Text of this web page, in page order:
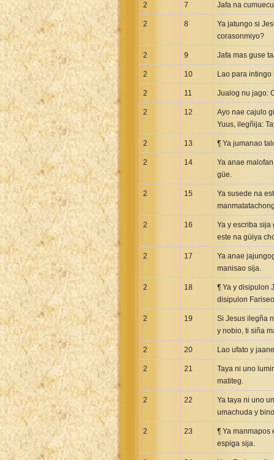
2 7 Jafa na
2 8
Ya jatungo si
corasonmiyo?
2 9 Jafa mas guse
2 10 Lao para
2 11 Jualog nu jago:
2 12
Ayo nae cajulo
Yuus, ilegñija:
2 13 ¶ Ya jumanao
2 14
Ya anae
güe.
2 15
Ya susede na
2 16
Ya y escriba
este na güiya
2 17
Ya anae
manisao sija.
2 18
¶ Ya y disipulon
disipulon
2 19
Si Jesus ilegña
y nobio, ti siña
2 20 Lao ufato y
2 21
Taya ni uno
matiteg.
2 22
Ya taya ni uno
umachuda y
2 23
¶ Ya
espiga sija.